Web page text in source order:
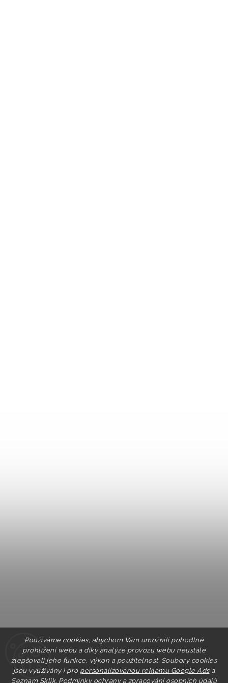
Používáme cookies, abychom Vám umožnili pohodlné
prohlížení webu a díky analýze provozu webu neustále
zlepšovali jeho funkce, výkon a použitelnost. Soubory cookies
jsou využívány i pro personalizovanou reklamu Google Adsa
Seznam Sklik. Podmínky ochrany a zpracování osobních údajů